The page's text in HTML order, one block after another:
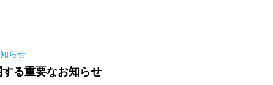
らせ
る重要なお知らせ